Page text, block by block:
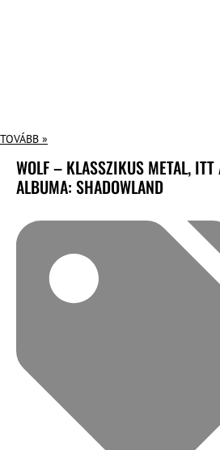
TOVÁBB »
WOLF – KLASSZIKUS METAL, ITT
ALBUMA: SHADOWLAND